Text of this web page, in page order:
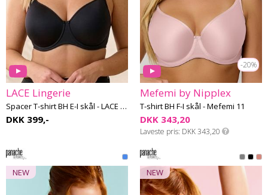
LACE Lingerie
Spacer T-shirt BH E-I skål - LACE #2
DKK 399,-
-20%
Mefemi by Nipplex
T-shirt BH F-I skål - Mefemi 11
DKK 343,20
Laveste pris DKK 343,20
NEW NEW